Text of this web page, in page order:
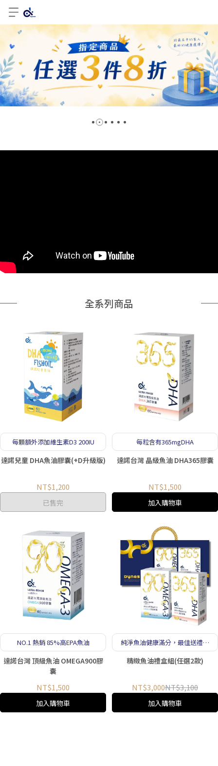
全系列商品
每顆額外添加維生素D3 200IU
達諾兒童 DHA魚油膠囊(+D升級版)
NT$1,200
已售完
每粒含有365mgDHA
達諾台灣 晶級魚油 DHA365膠囊
NT$1,500
加入購物車
NO.1 熱銷 85%高EPA魚油
達諾台灣 頂級魚油 OMEGA900膠
囊
NT$1,500
加入購物車
純淨魚油健康滿分，最佳送禮選
擇
精緻魚油禮盒組(任選2款)
NT$3,000NT$3,100
加入購物車